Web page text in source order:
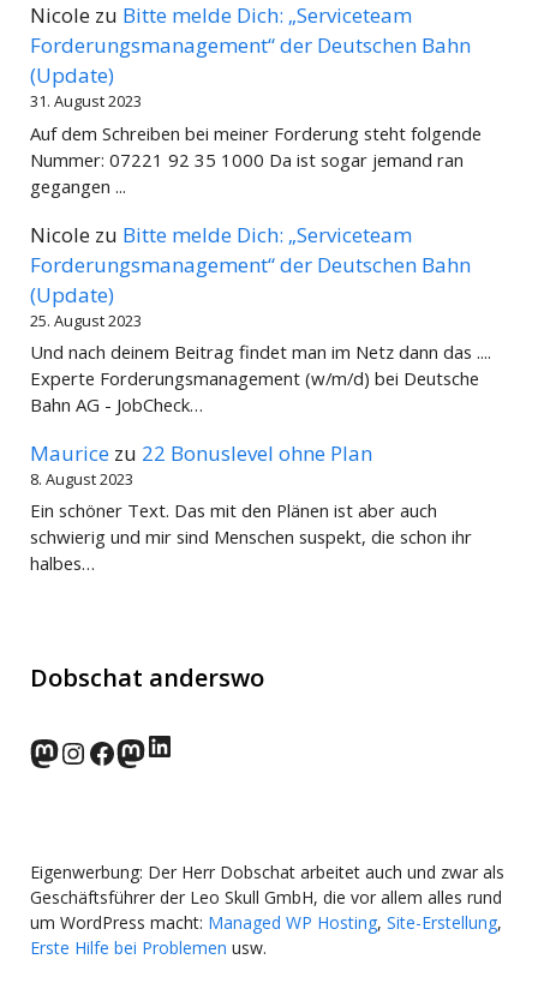
Nicole zu Bitte melde Dich: „Serviceteam
Forderungsmanagement“ der Deutschen Bahn
(Update)
31. August 2023
Auf dem Schreiben bei meiner Forderung steht folgende
Nummer: 07221 92 35 1000 Da ist sogar jemand ran
gegangen ...
Nicole zu Bitte melde Dich: „Serviceteam
Forderungsmanagement“ der Deutschen Bahn
(Update)
25. August 2023
Und nach deinem Beitrag findet man im Netz dann das ....
Experte Forderungsmanagement (w/m/d) bei Deutsche
Bahn AG - JobCheck…
Maurice zu 22 Bonuslevel ohne Plan
8. August 2023
Ein schöner Text. Das mit den Plänen ist aber auch
schwierig und mir sind Menschen suspekt, die schon ihr
halbes…
Dobschat anderswo
norden.social
Instagram
Facebook
wp-punks.social
LinkedIn
Eigenwerbung: Der Herr Dobschat arbeitet auch und zwar als
Geschäftsführer der Leo Skull GmbH, die vor allem alles rund
um WordPress macht: Managed WP Hosting, Site-Erstellung,
Erste Hilfe bei Problemen usw.